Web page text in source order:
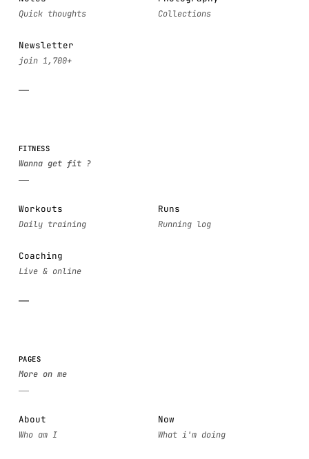
Newsletter
FITNESS
Workouts Runs
Coaching
PAGES
About Now